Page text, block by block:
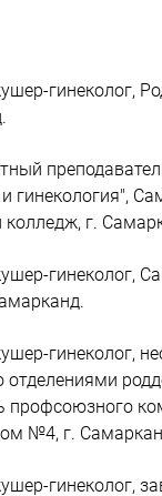
гинеколог,
гинекология",
колледж, г.
гинеколог,
гинеколог,
отделениями
профсоюзного
№4, г.
гинеколог,